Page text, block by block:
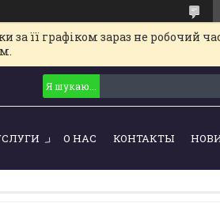
її графіком зараз не робочий
О НАС КОНТАКТЫ